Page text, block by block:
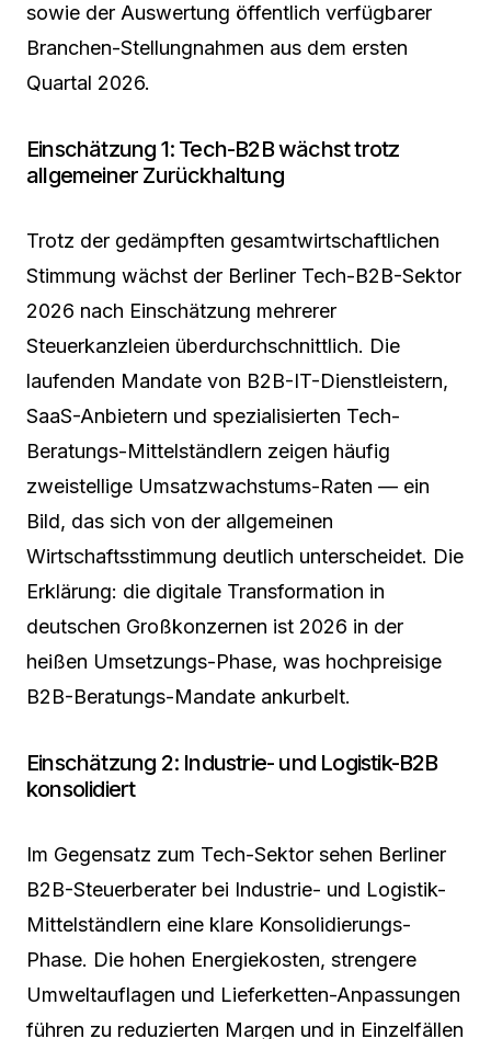
sowie der Auswertung öffentlich verfügbarer
Branchen-Stellungnahmen aus dem ersten
Quartal 2026.
Einschätzung 1: Tech-B2B wächst trotz
allgemeiner Zurückhaltung
Trotz der gedämpften gesamtwirtschaftlichen
Stimmung wächst der Berliner Tech-B2B-Sektor
2026 nach Einschätzung mehrerer
Steuerkanzleien überdurchschnittlich. Die
laufenden Mandate von B2B-IT-Dienstleistern,
SaaS-Anbietern und spezialisierten Tech-
Beratungs-Mittelständlern zeigen häufig
zweistellige Umsatzwachstums-Raten — ein
Bild, das sich von der allgemeinen
Wirtschaftsstimmung deutlich unterscheidet. Die
Erklärung: die digitale Transformation in
deutschen Großkonzernen ist 2026 in der
heißen Umsetzungs-Phase, was hochpreisige
B2B-Beratungs-Mandate ankurbelt.
Einschätzung 2: Industrie- und Logistik-B2B
konsolidiert
Im Gegensatz zum Tech-Sektor sehen Berliner
B2B-Steuerberater bei Industrie- und Logistik-
Mittelständlern eine klare Konsolidierungs-
Phase. Die hohen Energiekosten, strengere
Umweltauflagen und Lieferketten-Anpassungen
führen zu reduzierten Margen und in Einzelfällen